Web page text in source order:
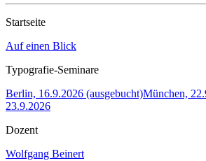
Startseite
Auf einen Blick
Typografie-Seminare
Berlin, 16.9.2026 (ausgebucht)München,
23.9.2026
Dozent
Wolfgang Beinert